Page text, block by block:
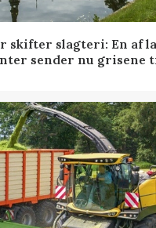
skifter slagteri: En af
sender nu grisene